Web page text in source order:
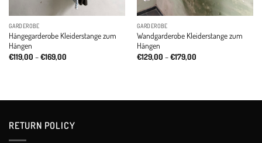
GARDEROBE
Hängegarderobe Kleiderstange zum
Hängen
€119,00 –€169,00Price
GARDEROBE
Wandgarderobe Kleiderstange zum
Hängen
€129,00 –€179,00Price
RETURN POLICY​